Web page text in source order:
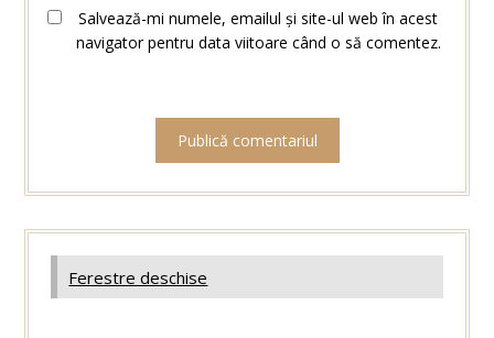
Salvează-mi numele, emailul și site-ul web în acest
navigator pentru data viitoare când o să comentez.
Ferestre deschise